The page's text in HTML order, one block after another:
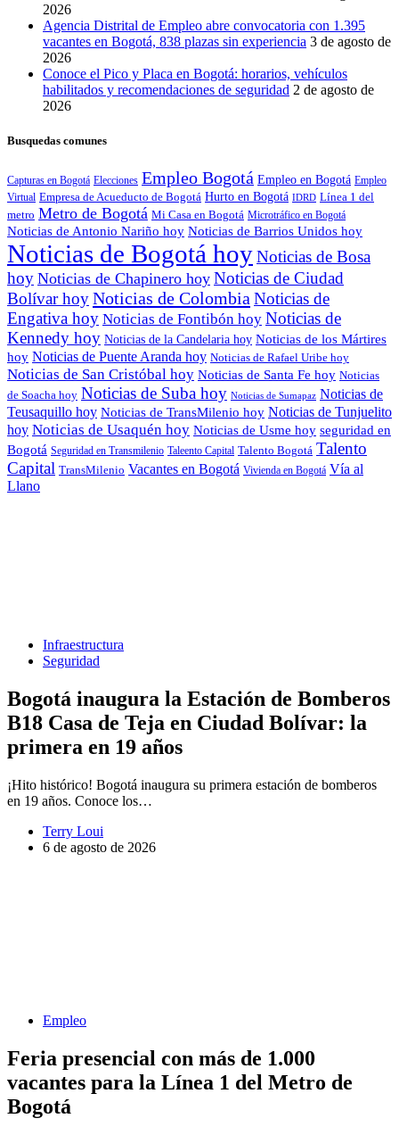
2026
Agencia Distrital de Empleo abre convocatoria con 1.395
vacantes en Bogotá, 838 plazas sin experiencia 3 de agosto de
2026
Conoce el Pico y Placa en Bogotá: horarios, vehículos
habilitados y recomendaciones de seguridad 2 de agosto de
2026
Busquedas comunes
Capturas en Bogotá Elecciones Empleo Bogotá Empleo en Bogotá Empleo
Virtual Empresa de Acueducto de Bogotá Hurto en Bogotá IDRD Línea 1 del
metro Metro de Bogotá Mi Casa en Bogotá Microtráfico en Bogotá
Noticias de Antonio Nariño hoy Noticias de Barrios Unidos hoy
Noticias de Bogotá hoyNoticias de Bosa
hoy Noticias de Chapinero hoy Noticias de Ciudad
Bolívar hoyNoticias de Colombia Noticias de
Engativa hoy Noticias de Fontibón hoy Noticias de
Kennedy hoy Noticias de la Candelaria hoy Noticias de los Mártires
hoy Noticias de Puente Aranda hoy Noticias de Rafael Uribe hoy
Noticias de San Cristóbal hoy Noticias de Santa Fe hoy Noticias
de Soacha hoy Noticias de Suba hoy Noticias de Sumapaz Noticias de
Teusaquillo hoy Noticias de TransMilenio hoy Noticias de Tunjuelito
hoy Noticias de Usaquén hoy Noticias de Usme hoy seguridad en
Bogotá Seguridad en Transmilenio Taleento Capital Talento Bogotá Talento
Capital TransMilenio Vacantes en Bogotá Vivienda en Bogotá Vía al
Llano
Infraestructura
Seguridad
Bogotá inaugura la Estación de Bomberos
B18 Casa de Teja en Ciudad Bolívar: la
primera en 19 años
¡Hito histórico! Bogotá inaugura su primera estación de bomberos
en 19 años. Conoce los…
Terry Loui
6 de agosto de 2026
Empleo
Feria presencial con más de 1.000
vacantes para la Línea 1 del Metro de
Bogotá